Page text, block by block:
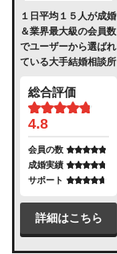
１日平均１５人が成婚
＆業界最大級の会員数
でユーザーから選ばれ
ている大手結婚相談所
総合評価
4.8
会員の数
成婚実績
サポート
詳細はこちら